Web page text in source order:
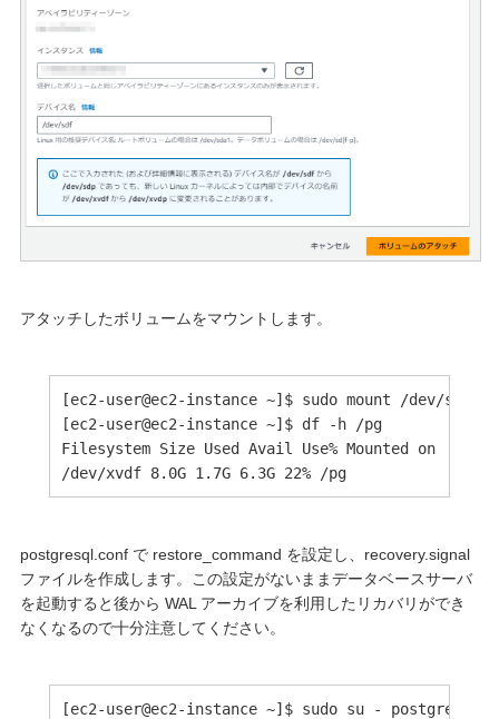
アタッチしたボリュームをマウントします。
[ec2-user@ec2-instance ~]$ sudo mount /dev/sdf /
[ec2-user@ec2-instance ~]$ df -h /pg
Filesystem Size Used Avail Use% Mounted on
/dev/xvdf 8.0G 1.7G 6.3G 22% /pg
postgresql.conf で restore_command を設定し、recovery.signal
ファイルを作成します。この設定がないままデータベースサーバ
を起動すると後から WAL アーカイブを利用したリカバリができ
なくなるので十分注意してください。
[ec2-user@ec2-instance ~]$ sudo su - postgres